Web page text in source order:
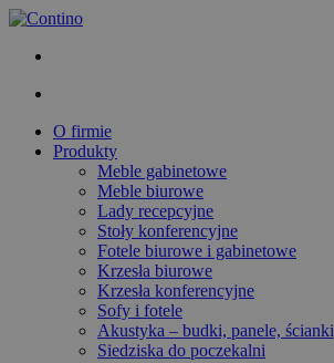
O firmie
Produkty
Meble gabinetowe
Meble biurowe
Lady recepcyjne
Stoły konferencyjne
Fotele biurowe i gabinetowe
Krzesła biurowe
Krzesła konferencyjne
Sofy i fotele
Akustyka – budki, panele, ścianki
Siedziska do poczekalni